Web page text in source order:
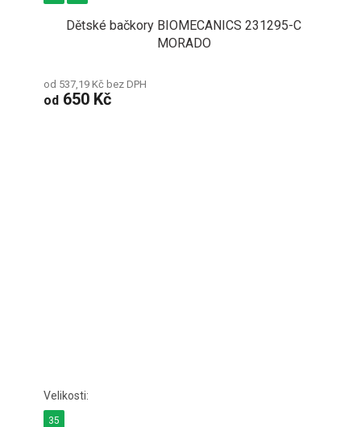
Dětské bačkory BIOMECANICS 231295-C
MORADO
od 537,19 Kč bez DPH
od 650 Kč
35